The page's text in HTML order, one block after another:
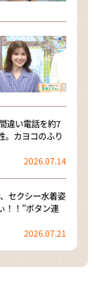
違い電話を約7
。カヨコのふり
2026.07.14
セクシー水着姿
！！”ボタン連
2026.07.21